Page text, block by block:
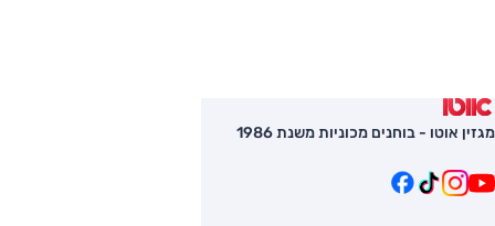
מגזין אוטו - בוחנים מכוניות משנת 1986